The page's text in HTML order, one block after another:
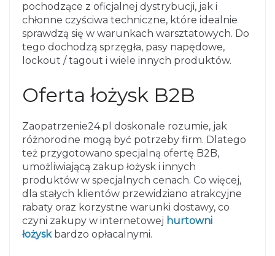
pochodzące z oficjalnej dystrybucji, jak i
chłonne czyściwa techniczne, które idealnie
sprawdzą się w warunkach warsztatowych. Do
tego dochodzą sprzęgła, pasy napędowe,
lockout / tagout i wiele innych produktów.
Oferta łożysk B2B
Zaopatrzenie24.pl doskonale rozumie, jak
różnorodne mogą być potrzeby firm. Dlatego
też przygotowano specjalną ofertę B2B,
umożliwiającą zakup łożysk i innych
produktów w specjalnych cenach. Co więcej,
dla stałych klientów przewidziano atrakcyjne
rabaty oraz korzystne warunki dostawy, co
czyni zakupy w internetowej hurtowni
łożyskbardzo opłacalnymi.